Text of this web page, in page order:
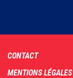
Footer
menu
CONTACT
MENTIONS LÉGALES